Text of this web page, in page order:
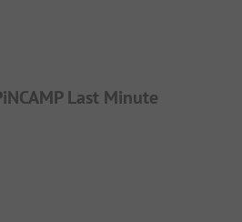
Last Minute